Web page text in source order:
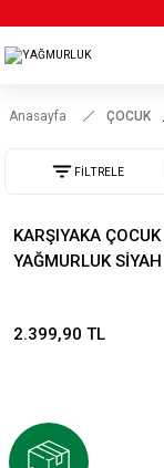
Anasayfa ÇOCUK
FİLTRELE
KARŞIYAKA ÇOCUK
YAĞMURLUK SİYAH
2.399,90 TL